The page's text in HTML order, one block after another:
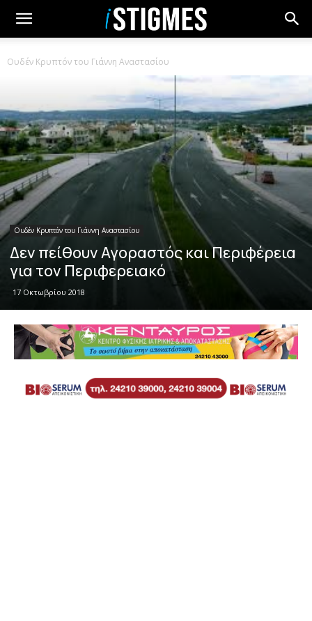
Ουδέν Κρυπτόν του Γιάννη Αναστασίου
Ουδέν Κρυπτόν του Γιάννη Αναστασίου
Δεν πείθουν Αγοραστός και Περιφέρεια
για τον Περιφερειακό
17 Οκτωβρίου 2018